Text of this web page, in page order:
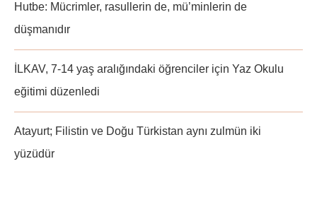
Hutbe: Mücrimler, rasullerin de, mü’minlerin de
düşmanıdır
İLKAV, 7-14 yaş aralığındaki öğrenciler için Yaz Okulu
eğitimi düzenledi
Atayurt; Filistin ve Doğu Türkistan aynı zulmün iki
yüzüdür